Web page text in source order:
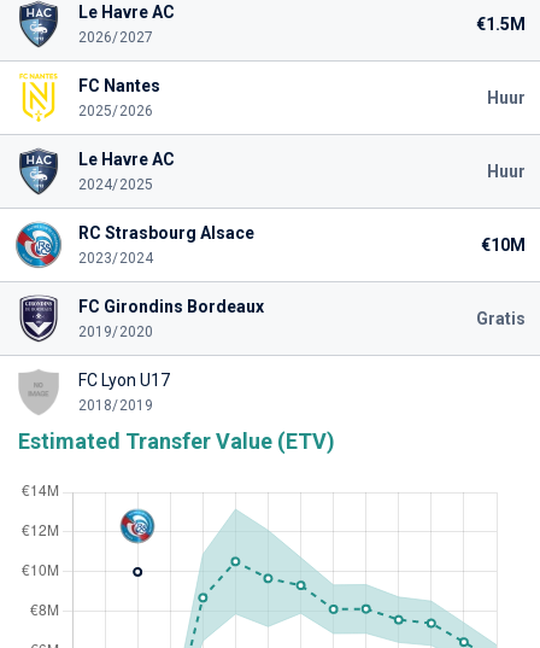
Le Havre AC
2026/2027
€1.5M
FC Nantes
2025/2026
Huur
Le Havre AC
2024/2025
Huur
RC Strasbourg Alsace
2023/2024
€10M
FC Girondins Bordeaux
2019/2020
Gratis
FC Lyon U17
2018/2019
Estimated Transfer Value (ETV)